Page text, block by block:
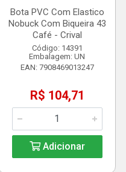
Bota PVC Com Elastico
Nobuck Com Biqueira 43
Café - Crival
Código: 14391
Embalagem: UN
EAN: 7908469013247
R$ 104,71
Adicionar